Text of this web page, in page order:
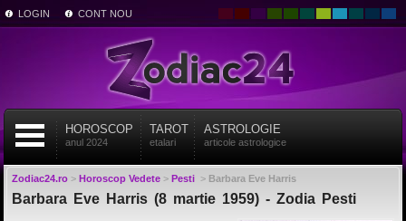
LOGIN CONT NOU
HOROSCOP
anul 2024
TAROT
etalari
ASTROLOGIE
articole astrologice
Zodiac24.ro> Horoscop Vedete> Pesti> Barbara Eve Harris
Barbara Eve Harris (8 martie 1959) - Zodia Pesti